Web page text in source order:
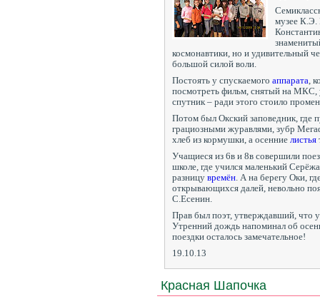
музее К.Э.
космонавтики, но и удивительный
большой силой воли.
Постоять у спускаемого аппарата ,
посмотреть фильм, снятый на МКС,
спутник – ради этого стоило
Потом был Окский заповедник, где
грациозными журавлями, зубр
хлеб из кормушки, а осенние листья
Учащиеся из 6в и 8в совершили
школе, где учился маленький
разницу времён . А на берегу Оки,
открывающихся далей, невольно
С.Есенин.
Прав был поэт, утверждавший, что
Утренний дождь напоминал об
поездки осталось замечательное!
19.10.13
Красная Шапочка